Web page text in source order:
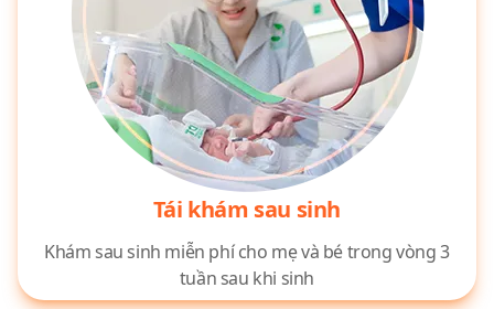
Tái khám sau sinh
Khám sau sinh miễn phí cho mẹ và bé trong vòng 3
tuần sau khi sinh